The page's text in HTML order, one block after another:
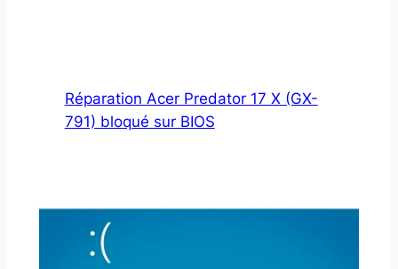
Réparation Acer Predator 17 X (GX-
791) bloqué sur BIOS